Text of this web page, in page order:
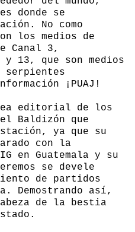
donde se
No como
los medios de
Canal 3,
13, que son medios
serpientes
¡PUAJ!
editorial de los
Baldizón que
ya que su
con la
en Guatemala y su
se devele
de partidos
Demostrando así,
de la bestia